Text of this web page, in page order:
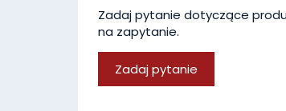
Zadaj pytanie dotyczące
na zapytanie.
Zadaj pytanie